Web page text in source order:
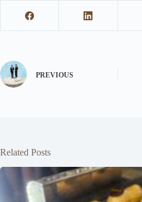
PREVIOUS
Related Posts